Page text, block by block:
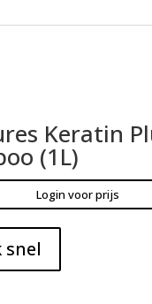
Keratin
(1L)
Login voor prijs
snel